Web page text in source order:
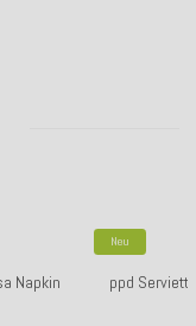
Napkin
Neu
ppd